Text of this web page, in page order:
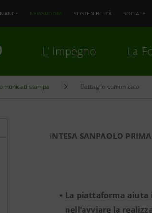
NEWSROOM SOSTENIBILITÀ SOCIALE
L’ Impegno La
stampa Dettaglio comunicato
INTESA SANPAOLO
La piattaforma aiuta
nell’avviare la